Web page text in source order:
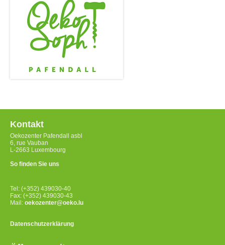
Kontakt
Oekozenter Pafendall asbl
6, rue Vauban
L-2663 Luxembourg
So finden Sie uns
Tel: (+352) 439030-40
Fax: (+352) 439030-43
Mail: oekozenter@oeko.lu
Datenschutzerklärung